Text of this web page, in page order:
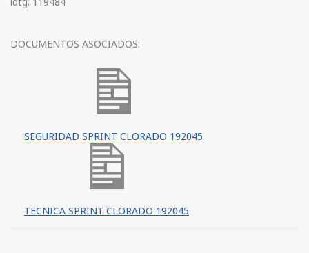
DOCUMENTOS ASOCIADOS:
SEGURIDAD SPRINT CLORADO 192045
TECNICA SPRINT CLORADO 192045